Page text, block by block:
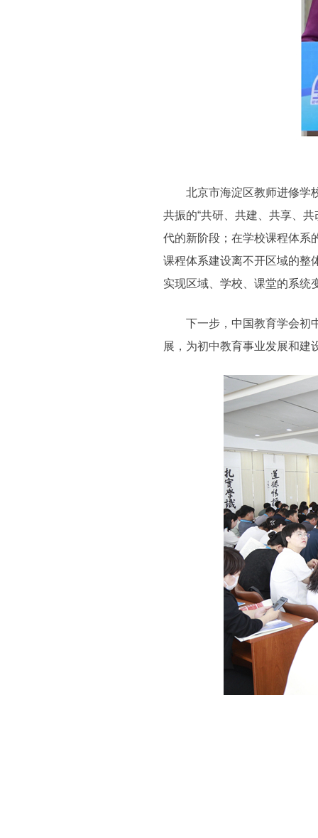
北京市海淀区教师进修学校
共振的“共研、共建、共享、
代的新阶段；在学校课程体系
课程体系建设离不开区域的整
实现区域、学校、课堂的系统
下一步，中国教育学会初中
展，为初中教育事业发展和